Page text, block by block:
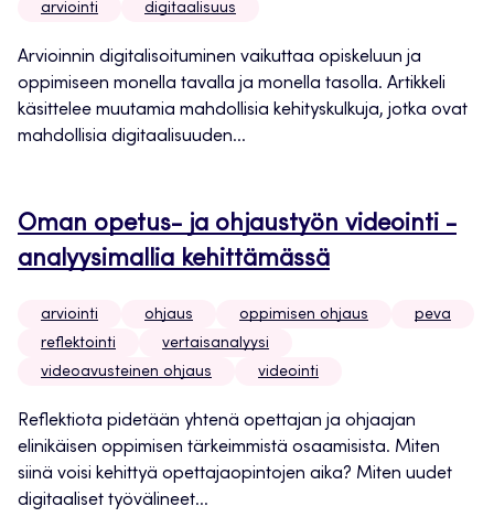
arviointi digitaalisuus
Arvioinnin digitalisoituminen vaikuttaa opiskeluun ja
oppimiseen monella tavalla ja monella tasolla. Artikkeli
käsittelee muutamia mahdollisia kehityskulkuja, jotka ovat
mahdollisia digitaalisuuden...
Oman opetus- ja ohjaustyön videointi -
analyysimallia kehittämässä
arviointi ohjaus oppimisen ohjaus
peva
reflektointi
vertaisanalyysi
videoavusteinen ohjaus
videointi
Reflektiota pidetään yhtenä opettajan ja ohjaajan
elinikäisen oppimisen tärkeimmistä osaamisista. Miten
siinä voisi kehittyä opettajaopintojen aika? Miten uudet
digitaaliset työvälineet...